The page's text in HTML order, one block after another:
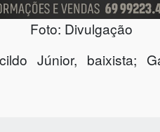
Foto: Divulgação
Júnior, baixista;